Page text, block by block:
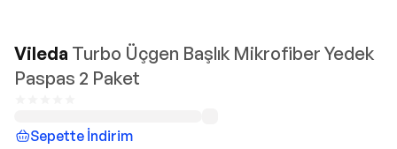
Vileda Turbo Üçgen Başlık Mikrofiber Yedek
Paspas 2 Paket
Sepette İndirim